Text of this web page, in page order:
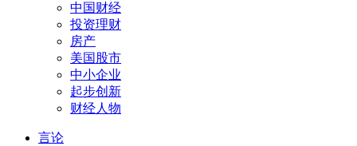
中国财经
投资理财
房产
美国股市
中小企业
起步创新
财经人物
言论